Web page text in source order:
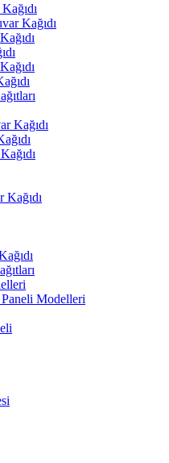
Kağıdı
Kağıdı
Kağıdı
Modelleri